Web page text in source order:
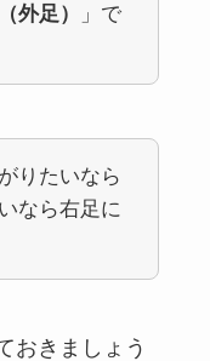
外足）
」で
りたいなら
なら右足に
おきましょう